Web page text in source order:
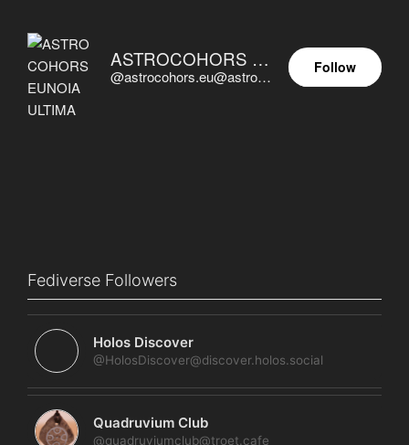
ASTROCOHORS EUNOIA ULTIMA
@astrocohors.eu@astrocohors.eu
Follow
Fediverse Followers
Holos Discover
@HolosDiscover@discover.holos.social
Quadruvium Club
@quadruviumclub@troet.cafe